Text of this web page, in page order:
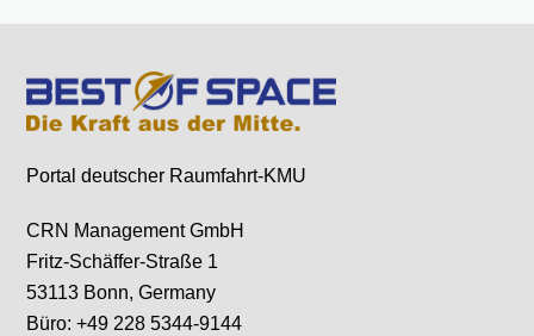
Portal deutscher Raumfahrt-KMU
CRN Management GmbH
Fritz-Schäffer-Straße 1
53113 Bonn, Germany
Büro: +49 228 5344-9144